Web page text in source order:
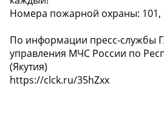
Номера пожарной охраны: 101,
По информации пресс-службы
управления МЧС России по
(Якутия)
https://clck.ru/35hZxx